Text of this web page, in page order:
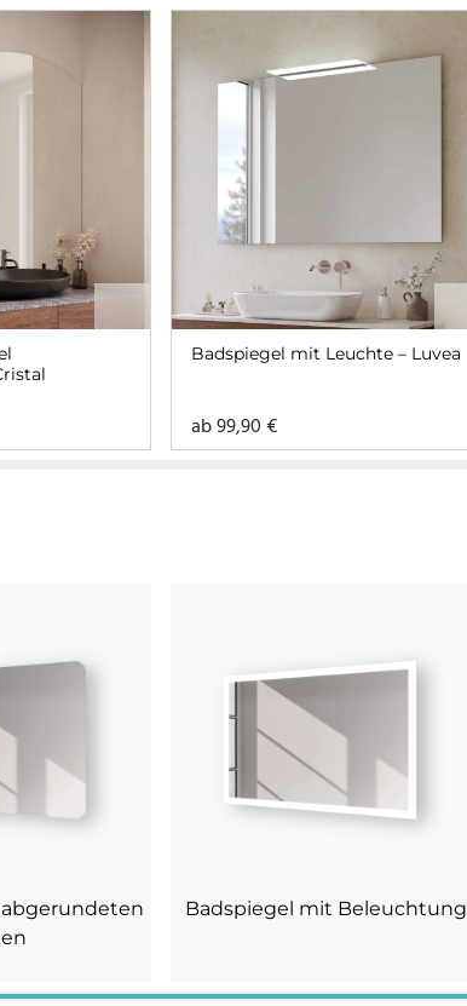
Badspiegel mit Leuchte – Luvea
ab99,90€
Badspiegel mit Beleuchtung